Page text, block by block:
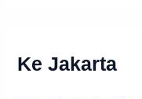
Ke Jakarta